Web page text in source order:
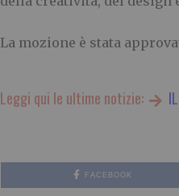
La mozione è stata
Leggi qui le ultime notizie:
FACEBOOK